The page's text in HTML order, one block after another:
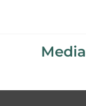
Media